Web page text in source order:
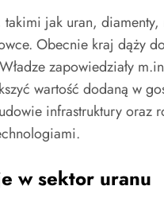
jak uran, diamenty,
Obecnie kraj dąży
zapowiedziały
wartość dodaną w
infrastruktury oraz
w sektor uranu